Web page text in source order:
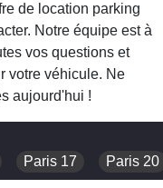
de location parking
Notre équipe est à
vos questions et
votre véhicule. Ne
aujourd'hui !
Paris 17 Paris 20